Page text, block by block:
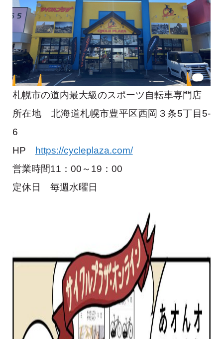
札幌市の道内最大級のスポーツ自転車専門店
所在地 北海道札幌市豊平区西岡３条5丁目5-
6
HP https://cycleplaza.com/
営業時間11：00～19：00
定休日 毎週水曜日